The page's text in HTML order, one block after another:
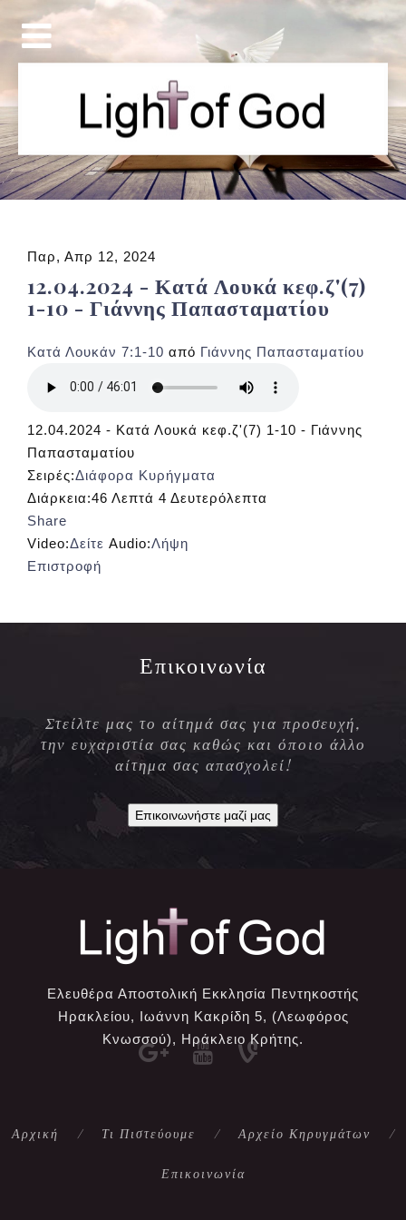
Παρ, Απρ 12, 2024
12.04.2024 - Κατά Λουκά κεφ.ζ'(7)
1-10 - Γιάννης Παπασταματίου
Κατά Λουκάν 7:1-10 από Γιάννης Παπασταματίου
12.04.2024 - Κατά Λουκά κεφ.ζ'(7) 1-10 - Γιάννης
Παπασταματίου
Σειρές:Διάφορα Κυρήγματα
Διάρκεια:46 Λεπτά 4 Δευτερόλεπτα
Share
Video:Δείτε Audio:Λήψη
Επιστροφή
Επικοινωνία
Στείλτε μας το αίτημά σας για προσευχή,
την ευχαριστία σας καθώς και όποιο άλλο
αίτημα σας απασχολεί!
Επικοινωνήστε μαζί μας
Ελευθέρα Αποστολική Εκκλησία Πεντηκοστής
Ηρακλείου, Ιωάννη Κακρίδη 5, (Λεωφόρος
Κνωσσού), Ηράκλειο Κρήτης.
Αρχική Τι Πιστεύουμε Αρχείο Κηρυγμάτων
Επικοινωνία